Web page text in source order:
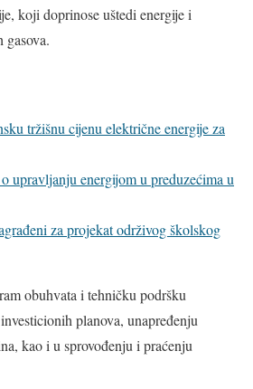
koji doprinose uštedi energije i
gasova.
tržišnu cijenu električne energije za
upravljanju energijom u preduzećima u
za projekat održivog školskog
obuhvata i tehničku podršku
planova, unapređenju
kao i u sprovođenju i praćenju